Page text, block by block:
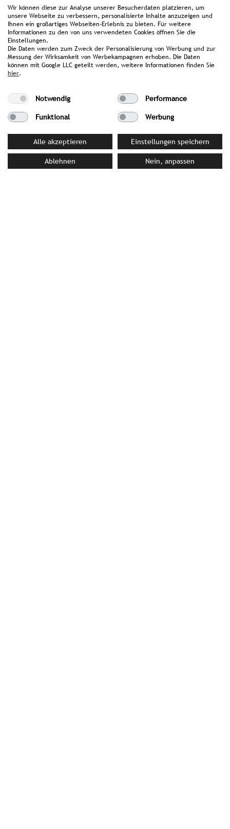
Wir können diese zur Analyse unserer Besucherdaten platzieren, um
unsere Webseite zu verbessern, personalisierte Inhalte anzuzeigen und
Ihnen ein großartiges Webseiten-Erlebnis zu bieten. Für weitere
Informationen zu den von uns verwendeten Cookies öffnen Sie die
Einstellungen.
Die Daten werden zum Zweck der Personalisierung von Werbung und zur
Messung der Wirksamkeit von Werbekampagnen erhoben. Die Daten
können mit Google LLC geteilt werden, weitere Informationen finden Sie
hier.
Notwendig
Performance
Funktional
Werbung
Alle akzeptieren Einstellungen speichern
Ablehnen Nein, anpassen
IHRE ANSPRECHPARTNERIN BEI
STROMBERGER PR
Sonia Becker
becker@strombergerpr.de
T +49(0)174/3236602